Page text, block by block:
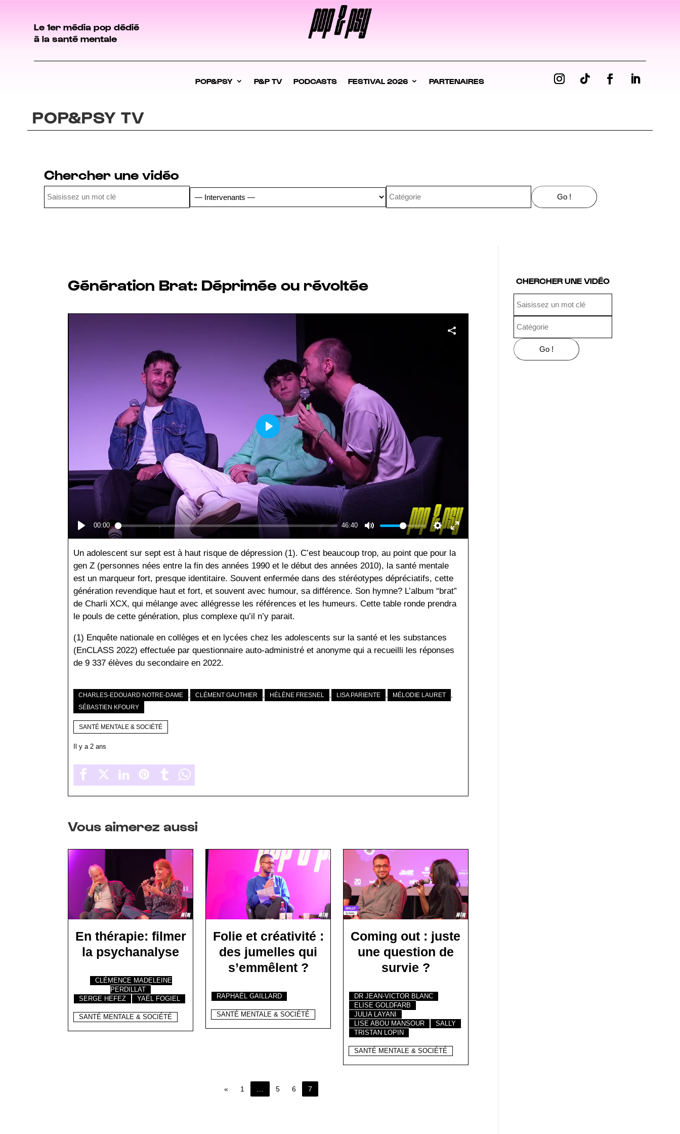
Le 1er média pop dédié
à la santé mentale
POP&PSY P&P TV PODCASTS FESTIVAL 2026 PARTENAIRES
POP&PSY TV
Chercher une vidéo
Génération Brat: Déprimée ou révoltée
Un adolescent sur sept est à haut risque de dépression (1). C’est beaucoup trop, au point que pour la
gen Z (personnes nées entre la fin des années 1990 et le début des années 2010), la santé mentale
est un marqueur fort, presque identitaire. Souvent enfermée dans des stéréotypes dépréciatifs, cette
génération revendique haut et fort, et souvent avec humour, sa différence. Son hymne? L’album “brat”
de Charli XCX, qui mélange avec allégresse les références et les humeurs. Cette table ronde prendra
le pouls de cette génération, plus complexe qu’il n’y parait.
(1) Enquête nationale en collèges et en lycées chez les adolescents sur la santé et les substances
(EnCLASS 2022) effectuée par questionnaire auto-administré et anonyme qui a recueilli les réponses
de 9 337 élèves du secondaire en 2022.
CHARLES-EDOUARD NOTRE-DAME , CLÉMENT GAUTHIER , HÉLÈNE FRESNEL , LISA PARIENTE , MÉLODIE LAURET ,
SÉBASTIEN KFOURY
SANTÉ MENTALE & SOCIÉTÉ
Il y a 2 ans
Vous aimerez aussi
En thérapie: filmer
la psychanalyse
CLÉMENCE MADELEINE
PERDILLAT
SERGE HEFEZ
YAËL FOGIEL
SANTÉ MENTALE & SOCIÉTÉ
Folie et créativité :
des jumelles qui
s’emmêlent ?
RAPHAËL GAILLARD
SANTÉ MENTALE & SOCIÉTÉ
Coming out : juste
une question de
survie ?
DR JEAN-VICTOR BLANC
ELISE GOLDFARB
JULIA LAYANI
LISE ABOU MANSOUR
SALLY
TRISTAN LOPIN
SANTÉ MENTALE & SOCIÉTÉ
« 1 … 5 6 7
CHERCHER UNE VIDÉO